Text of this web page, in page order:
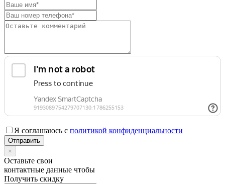
Я соглашаюсь с политикой конфиденциальности
×
Оставьте свои
контактные данные чтобы
Получить скидку